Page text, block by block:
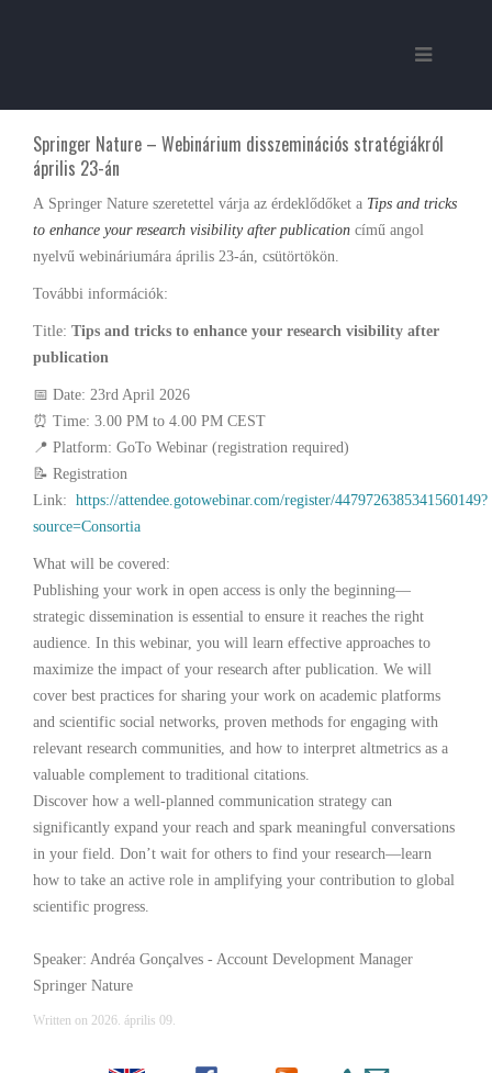
Springer Nature – Webinárium disszeminációs stratégiákról
április 23-án
A Springer Nature szeretettel várja az érdeklődőket a Tips and tricks
to enhance your research visibility after publication című angol
nyelvű webináriumára április 23-án, csütörtökön.
További információk:
Title: Tips and tricks to enhance your research visibility after
publication
📅 Date: 23rd April 2026
⏰ Time: 3.00 PM to 4.00 PM CEST
📍 Platform: GoTo Webinar (registration required)
📝 Registration
Link: https://attendee.gotowebinar.com/register/4479726385341560149?
source=Consortia
What will be covered:
Publishing your work in open access is only the beginning—
strategic dissemination is essential to ensure it reaches the right
audience. In this webinar, you will learn effective approaches to
maximize the impact of your research after publication. We will
cover best practices for sharing your work on academic platforms
and scientific social networks, proven methods for engaging with
relevant research communities, and how to interpret altmetrics as a
valuable complement to traditional citations.
Discover how a well‑planned communication strategy can
significantly expand your reach and spark meaningful conversations
in your field. Don’t wait for others to find your research—learn
how to take an active role in amplifying your contribution to global
scientific progress.
Speaker: Andréa Gonçalves - Account Development Manager
Springer Nature
Written on 2026. április 09.